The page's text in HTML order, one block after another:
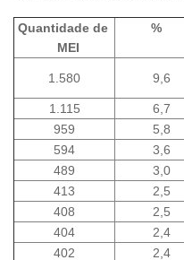
Quantidade de
MEI
1.580 9,6
1.115
6,7
959
5,8
594
3,6
489
3,0
413
2,5
408
2,5
404
2,4
402
2,4